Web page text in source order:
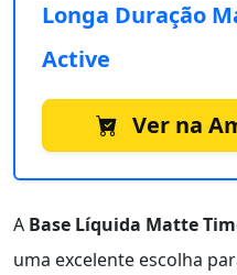
Longa Duração
Active
Ver na
A Base Líquida Matte
uma excelente escolha